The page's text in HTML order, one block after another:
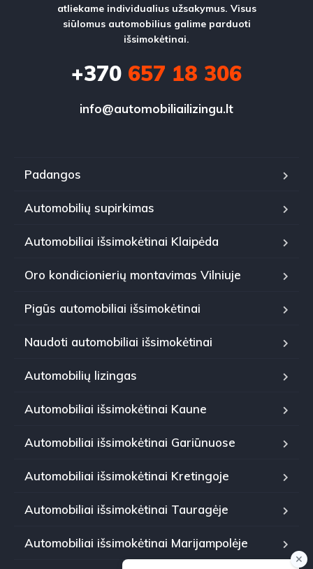
atliekame individualius užsakymus. Visus
siūlomus automobilius galime parduoti
išsimokėtinai.
+370 657 18 306
info@automobiliailizingu.lt
Padangos
Automobilių supirkimas
Automobiliai išsimokėtinai Klaipėda
Oro kondicionierių montavimas Vilniuje
Pigūs automobiliai išsimokėtinai
Naudoti automobiliai išsimokėtinai
Automobilių lizingas
Automobiliai išsimokėtinai Kaune
Automobiliai išsimokėtinai Gariūnuose
Automobiliai išsimokėtinai Kretingoje
Automobiliai išsimokėtinai Tauragėje
Automobiliai išsimokėtinai Marijampolėje